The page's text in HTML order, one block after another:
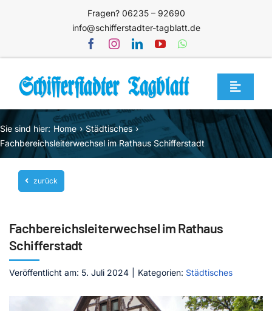
Fragen? 06235 – 92690
info@schifferstadter-tagblatt.de
Toggle
Home
Themen
Blog
Unternehmen
Mediathek
Jetzt abonnieren
Sie sind hier: Home
Städtisches
Fachbereichsleiterwechsel im Rathaus Schifferstadt
zurück
Fachbereichsleiterwechsel im Rathaus
Schifferstadt
Veröffentlicht am: 5. Juli 2024 Kategorien: Städtisches